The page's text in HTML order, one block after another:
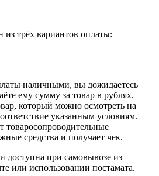
трёх вариантов оплаты:
наличными, вы дожидаетесь
ему сумму за товар в рублях.
который можно осмотреть на
указанным условиям.
товаросопроводительные
средства и получает чек.
доступна при самовывозе из
или использовании постамата.